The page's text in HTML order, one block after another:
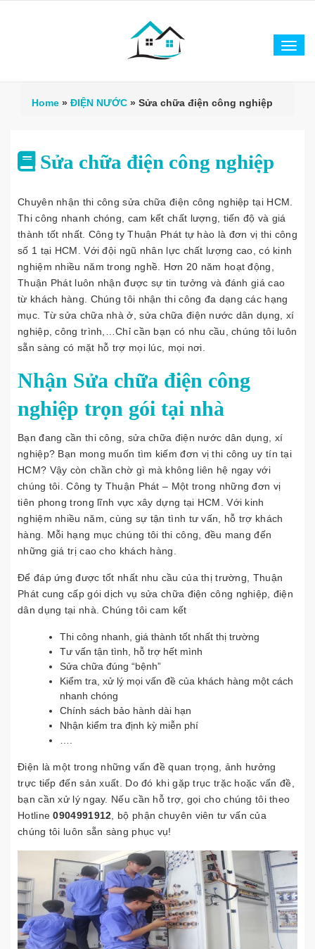
Home » ĐIỆN NƯỚC » Sửa chữa điện công nghiệp
Sửa chữa điện công nghiệp
Chuyên nhận thi công sửa chữa điện công nghiệp tại HCM.
Thi công nhanh chóng, cam kết chất lượng, tiến độ và giá
thành tốt nhất. Công ty Thuận Phát tự hào là đơn vị thi công
số 1 tại HCM. Với đội ngũ nhân lực chất lượng cao, có kinh
nghiệm nhiều năm trong nghề. Hơn 20 năm hoạt động,
Thuận Phát luôn nhận được sự tin tưởng và đánh giá cao
từ khách hàng. Chúng tôi nhận thi công đa dạng các hạng
mục. Từ sửa chữa nhà ở, sửa chữa điện nước dân dụng, xí
nghiệp, công trình,…Chỉ cần bạn có nhu cầu, chúng tôi luôn
sẵn sàng có mặt hỗ trợ mọi lúc, mọi nơi.
Nhận Sửa chữa điện công
nghiệp trọn gói tại nhà
Bạn đang cần thi công, sửa chữa điện nước dân dụng, xí
nghiệp? Bạn mong muốn tìm kiếm đơn vị thi công uy tín tại
HCM? Vậy còn chần chờ gì mà không liên hệ ngay với
chúng tôi. Công ty Thuận Phát – Một trong những đơn vị
tiên phong trong lĩnh vực xây dựng tại HCM. Với kinh
nghiệm nhiều năm, cùng sự tận tình tư vấn, hỗ trợ khách
hàng. Mỗi hạng mục chúng tôi thi công, đều mang đến
những giá trị cao cho khách hàng.
Để đáp ứng được tốt nhất nhu cầu của thị trường, Thuận
Phát cung cấp gói dịch vụ sửa chữa điện công nghiệp, điện
dân dụng tại nhà. Chúng tôi cam kết
Thi công nhanh, giá thành tốt nhất thị trường
Tư vấn tận tình, hỗ trợ hết mình
Sửa chữa đúng “bệnh”
Kiểm tra, xử lý mọi vấn đề của khách hàng một cách
nhanh chóng
Chính sách bảo hành dài hạn
Nhận kiểm tra định kỳ miễn phí
Điện là một trong những vấn đề quan trọng, ảnh hưởng
trực tiếp đến sản xuất. Do đó khi gặp trục trặc hoặc vấn đề,
bạn cần xử lý ngay. Nếu cần hỗ trợ, gọi cho chúng tôi theo
Hotline0904991912 , bộ phận chuyên viên tư vấn của
chúng tôi luôn sẵn sàng phục vụ!